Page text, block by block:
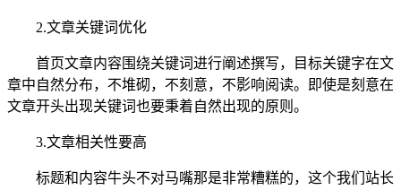
2.文章关键词优化
首页文章内容围绕关键词进行阐述撰写，目标关键字在文
章中自然分布，不堆砌，不刻意，不影响阅读。即使是刻意在
文章开头出现关键词也要秉着自然出现的原则。
3.文章相关性要高
标题和内容牛头不对马嘴那是非常糟糕的，这个我们站长